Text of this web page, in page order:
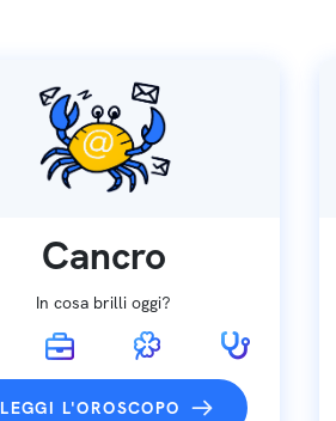
Cancro
In cosa brilli oggi?
LEGGI L'OROSCOPO